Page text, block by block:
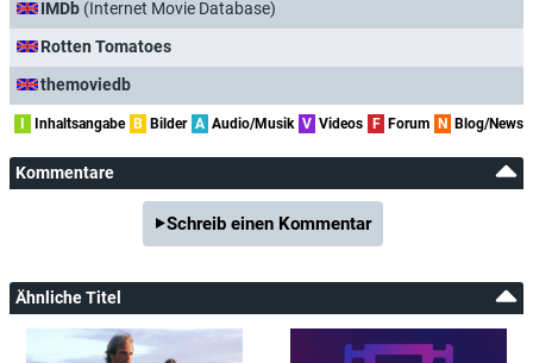
IMDb (Internet Movie Database)
Rotten Tomatoes
themoviedb
Inhaltsangabe B Bilder A Audio/Musik V Videos F Forum N Blog/News
Kommentare
Schreib einen Kommentar
Ähnliche Titel